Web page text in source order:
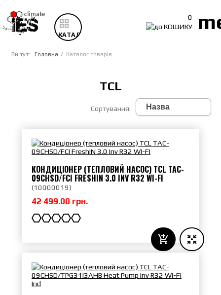
КАТАЛОГ
0
Ви тут: Головна Каталог товарів
TCL
Сортування:
КОНДИЦІОНЕР (ТЕПЛОВИЙ НАСОС) TCL TAC-
09CHSD/FCI FRESHIN 3.0 INV R32 WI-FI
(10000019)
42 499.00 грн.